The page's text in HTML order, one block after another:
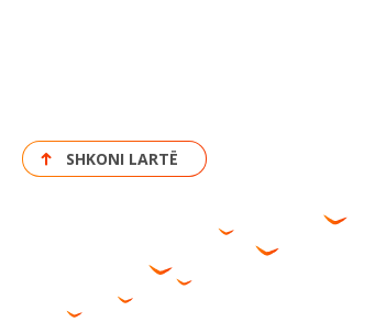
SHKONI LARTË